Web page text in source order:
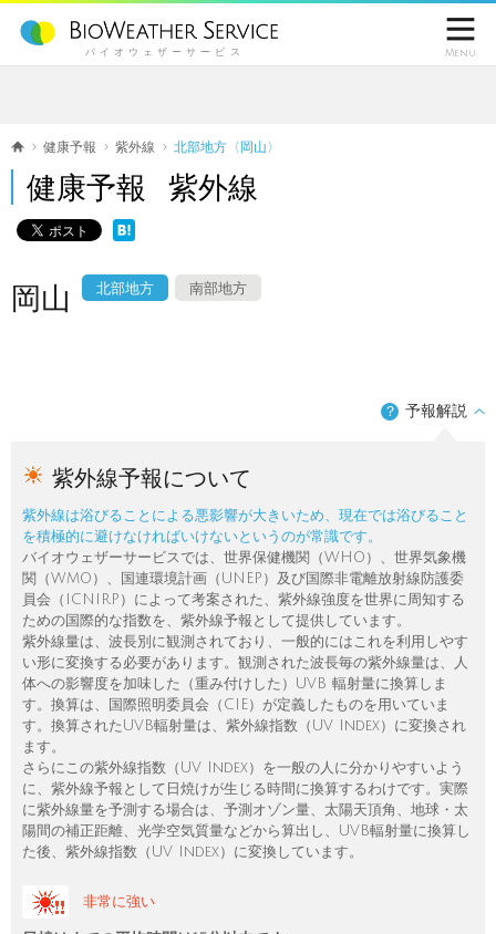
バイオウェザーサービス

Menu
健康予報 紫外線 北部地方〈岡山〉
健康予報 紫外線
岡山 北部地方 南部地方
？ 予報解説
紫外線予報について
紫外線は浴びることによる悪影響が大きいため、現在では浴びること
を積極的に避けなければいけないというのが常識です。
バイオウェザーサービスでは、世界保健機関（WHO）、世界気象機
関（WMO）、国連環境計画（UNEP）及び国際非電離放射線防護委
員会（ICNIRP）によって考案された、紫外線強度を世界に周知する
ための国際的な指数を、紫外線予報として提供しています。
紫外線量は、波長別に観測されており、一般的にはこれを利用しやす
い形に変換する必要があります。観測された波長毎の紫外線量は、人
体への影響度を加味した（重み付けした）UVB 輻射量に換算しま
す。換算は、国際照明委員会（CIE）が定義したものを用いていま
す。換算されたUVB輻射量は、紫外線指数（UV Index）に変換され
ます。
さらにこの紫外線指数（UV Index）を一般の人に分かりやすいよう
に、紫外線予報として日焼けが生じる時間に換算するわけです。実際
に紫外線量を予測する場合は、予測オゾン量、太陽天頂角、地球・太
陽間の補正距離、光学空気質量などから算出し、UVB輻射量に換算し
た後、紫外線指数（UV Index）に変換しています。
非常に強い